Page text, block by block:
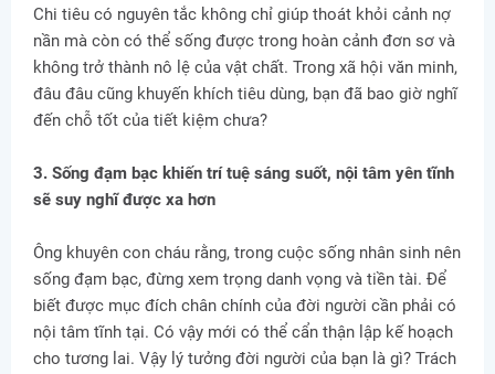
Chi tiêu có nguyên tắc không chỉ giúp thoát khỏi cảnh nợ
nần mà còn có thể sống được trong hoàn cảnh đơn sơ và
không trở thành nô lệ của vật chất. Trong xã hội văn minh,
đâu đâu cũng khuyến khích tiêu dùng, bạn đã bao giờ nghĩ
đến chỗ tốt của tiết kiệm chưa?
3. Sống đạm bạc khiến trí tuệ sáng suốt, nội tâm yên tĩnh
sẽ suy nghĩ được xa hơn
Ông khuyên con cháu rằng, trong cuộc sống nhân sinh nên
sống đạm bạc, đừng xem trọng danh vọng và tiền tài. Để
biết được mục đích chân chính của đời người cần phải có
nội tâm tĩnh tại. Có vậy mới có thể cẩn thận lập kế hoạch
cho tương lai. Vậy lý tưởng đời người của bạn là gì? Trách